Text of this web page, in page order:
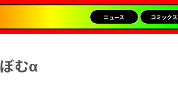
ニュース コミックス
ぼむα